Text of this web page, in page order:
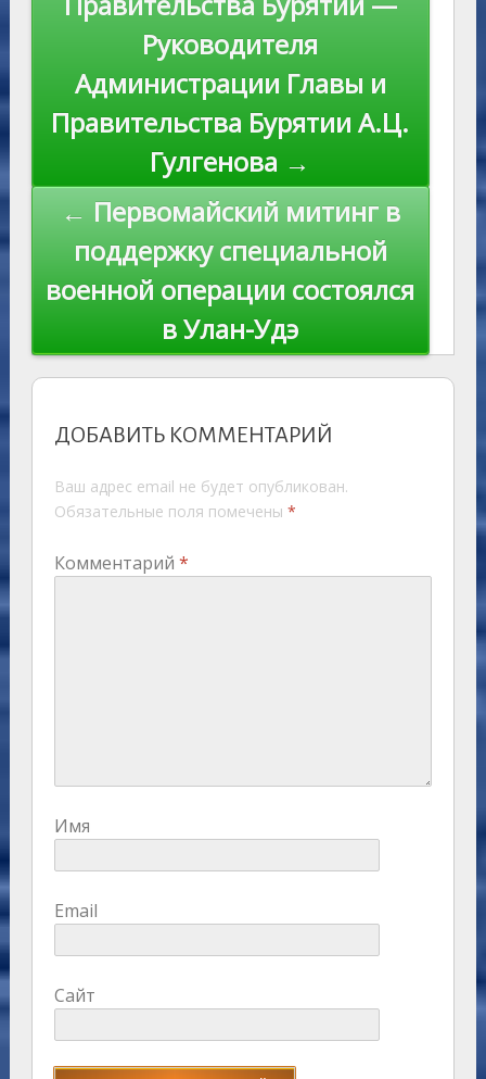
Руководителя
Администрации Главы и
Правительства Бурятии А.Ц.
Гулгенова →
← Первомайский митинг в
поддержку специальной
военной операции состоялся
в Улан-Удэ
ДОБАВИТЬ КОММЕНТАРИЙ
Ваш адрес email не будет опубликован.
Обязательные поля помечены *
Комментарий *
Имя
Email
Сайт